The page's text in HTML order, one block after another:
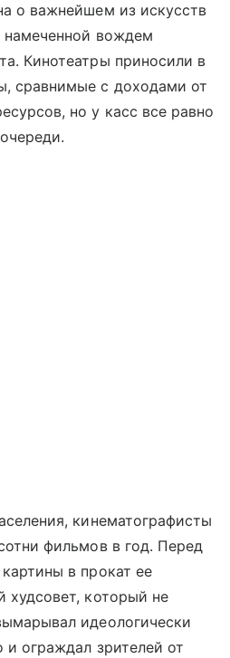
о важнейшем из искусств
вождем
Кинотеатры приносили в
сравнимые с доходами от
но у касс все равно
кинематографисты
фильмов в год. Перед
в прокат ее
худсовет, который не
идеологически
ограждал зрителей от